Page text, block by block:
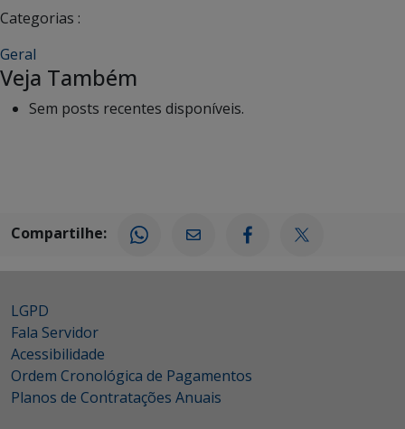
Categorias :
Geral
Veja Também
Sem posts recentes disponíveis.
Compartilhe:
LGPD
Fala Servidor
Acessibilidade
Ordem Cronológica de Pagamentos
Planos de Contratações Anuais